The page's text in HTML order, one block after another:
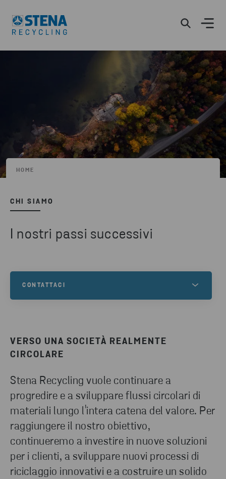
HOME
CHI SIAMO
I nostri passi successivi
VERSO UNA SOCIETÀ REALMENTE
CIRCOLARE
Stena Recycling vuole continuare a
progredire e a sviluppare flussi circolari di
materiali lungo l'intera catena del valore. Per
raggiungere il nostro obiettivo,
continueremo a investire in nuove soluzioni
per i clienti, a sviluppare nuovi processi di
riciclaggio innovativi e a costruire un solido
CONTATTACI
contattaci. Compila il modulo di contatto e uno dei
nostri esperti ti risponderà.
CONTATTACI